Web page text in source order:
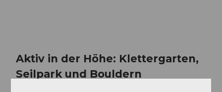
Aktiv in der Höhe: Klettergarten,
Seilpark und Bouldern